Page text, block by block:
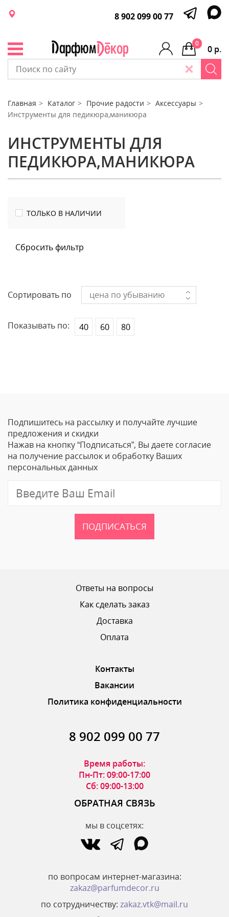
8 902 099 00 77
0 р.
0
Главная Каталог Прочие радости
Аксессуары
Инструменты для педикюра,маникюра
ИНСТРУМЕНТЫ ДЛЯ
ПЕДИКЮРА,МАНИКЮРА
ТОЛЬКО В НАЛИЧИИ
Сбросить фильтр
Сортировать по цена по убыванию
Показывать по: 40 60 80
Подпишитесь на рассылку и получайте лучшие
предложения и скидки
Нажав на кнопку “Подписаться”, Вы даете согласие
на получение рассылок и обработку Ваших
персональных данных
ПОДПИСАТЬСЯ
Ответы на вопросы
Как сделать заказ
Доставка
Оплата
Контакты
Вакансии
Политика конфиденциальности
8 902 099 00 77
Время работы:
Пн-Пт: 09:00-17:00
Сб: 09:00-13:00
ОБРАТНАЯ СВЯЗЬ
мы в соцсетях:
по вопросам интернет-магазина:
zakaz@parfumdecor.ru
по сотрудничеству: zakaz.vtk@mail.ru